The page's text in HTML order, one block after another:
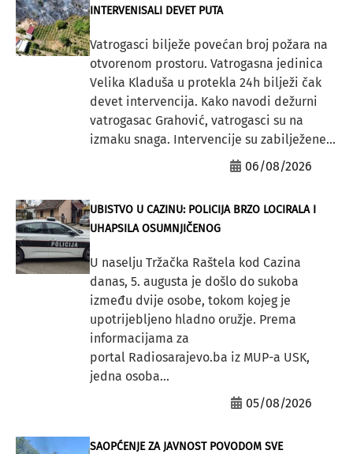
INTERVENISALI DEVET PUTA
Vatrogasci bilježe povećan broj požara na
otvorenom prostoru. Vatrogasna jedinica
Velika Kladuša u protekla 24h bilježi čak
devet intervencija. Kako navodi dežurni
vatrogasac Grahović, vatrogasci su na
izmaku snaga. Intervencije su zabilježene...
06/08/2026
UBISTVO U CAZINU: POLICIJA BRZO LOCIRALA I
UHAPSILA OSUMNJIČENOG
U naselju Tržačka Raštela kod Cazina
danas, 5. augusta je došlo do sukoba
između dvije osobe, tokom kojeg je
upotrijebljeno hladno oružje. Prema
informacijama za
portal Radiosarajevo.ba iz MUP-a USK,
jedna osoba...
05/08/2026
SAOPĆENJE ZA JAVNOST POVODOM SVE